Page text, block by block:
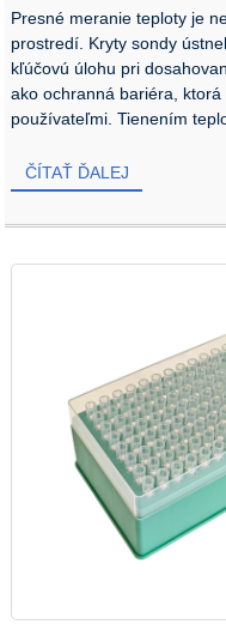
Presné meranie teploty je
prostredí. Kryty sondy
kľúčovú úlohu pri
ako ochranná bariéra,
používateľmi. Tienením
ČÍTAŤ ĎALEJ